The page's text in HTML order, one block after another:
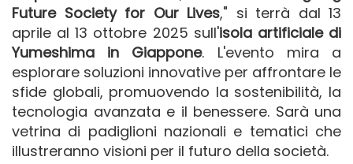
Future Society for Our Lives," si terrà dal 13
aprile al 13 ottobre 2025 sull'isola artificiale di
Yumeshima in Giappone. L'evento mira a
esplorare soluzioni innovative per affrontare le
sfide globali, promuovendo la sostenibilità, la
tecnologia avanzata e il benessere. Sarà una
vetrina di padiglioni nazionali e tematici che
illustreranno visioni per il futuro della società.